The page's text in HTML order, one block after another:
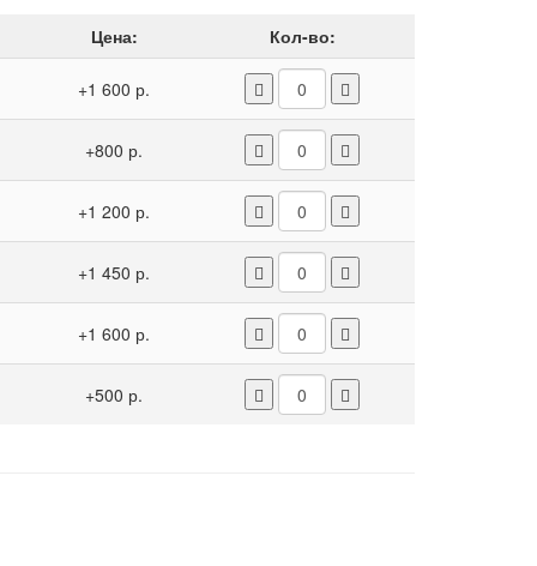
Цена: Кол-во:
+1 600 р.
+800 р.
+1 200 р.
+1 450 р.
+1 600 р.
+500 р.